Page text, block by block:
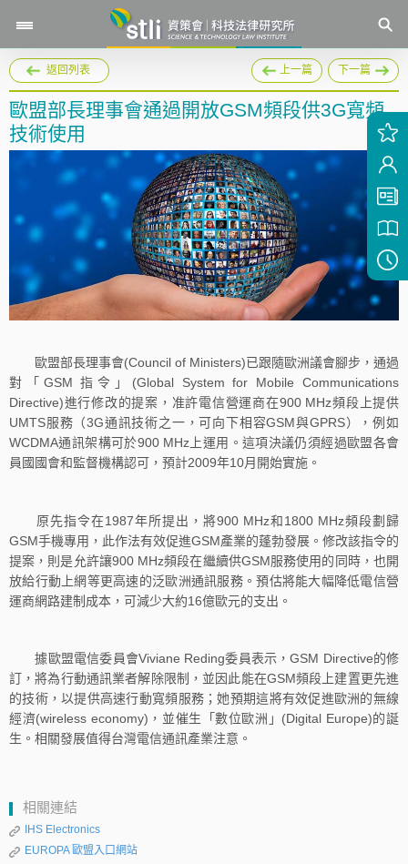
返回列表 上一篇 下一篇
歐盟部長理事會通過開放GSM頻段供3G寬頻
技術使用
歐盟部長理事會(Council of Ministers)已跟隨歐洲議會腳步，通過
對「GSM 指令」(Global System for Mobile Communications
Directive)進行修改的提案，准許電信營運商在900 MHz頻段上提供
UMTS服務（3G通訊技術之一，可向下相容GSM與GPRS），例如
WCDMA通訊架構可於900 MHz上運用。這項決議仍須經過歐盟各會
員國國會和監督機構認可，預計2009年10月開始實施。
原先指令在1987年所提出，將900 MHz和1800 MHz頻段劃歸
GSM手機專用，此作法有效促進GSM產業的蓬勃發展。修改該指令的
提案，則是允許讓900 MHz頻段在繼續供GSM服務使用的同時，也開
放給行動上網等更高速的泛歐洲通訊服務。預估將能大幅降低電信營
運商網路建制成本，可減少大約16億歐元的支出。
據歐盟電信委員會Viviane Reding委員表示，GSM Directive的修
訂，將為行動通訊業者解除限制，並因此能在GSM頻段上建置更先進
的技術，以提供高速行動寬頻服務；她預期這將有效促進歐洲的無線
經濟(wireless economy)，並催生「數位歐洲」(Digital Europe)的誕
生。相關發展值得台灣電信通訊產業注意。
相關連結
IHS Electronics
EUROPA 歐盟入口網站